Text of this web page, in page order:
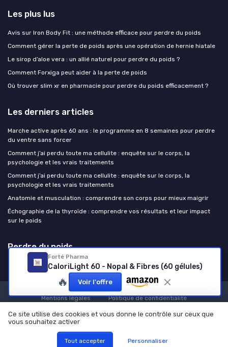
Forté Pharma
CaloriLight 60 - Nopal & Fibres (60 gélules)
🔥 Voir l'offre
Les plus lus
Avis sur Iron Body Fit : une méthode efficace pour perdre du poids
Comment gérer la perte de poids après une opération de hernie hiatale
Le sirop d’aloe vera : un allié naturel pour perdre du poids ?
Comment Forxiga peut aider à la perte de poids
Où trouver slim xr en pharmacie pour perdre du poids efficacement ?
Les derniers articles
Marche active après 60 ans : le programme en 8 semaines pour perdre
du ventre sans forcer
Comment j’ai perdu toute ma cellulite : enquête sur le corps, la
psychologie et les vrais traitements
Comment j’ai perdu toute ma cellulite : enquête sur le corps, la
psychologie et les vrais traitements
Anatomie et musculation : comprendre son corps pour mieux maigrir
Échographie de la thyroïde : comprendre vos résultats et leur impact
sur le poids
Perdre du poids
Mentions légales
Politique de confidentialité
© Perdre du poids 2026
Ce site utilise des cookies et vous donne le contrôle sur ceux que
vous souhaitez activer
Tout accepter Personnaliser